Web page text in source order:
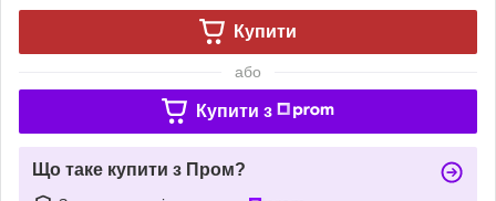
Купити
або
Купити з
Що таке купити з Пром?